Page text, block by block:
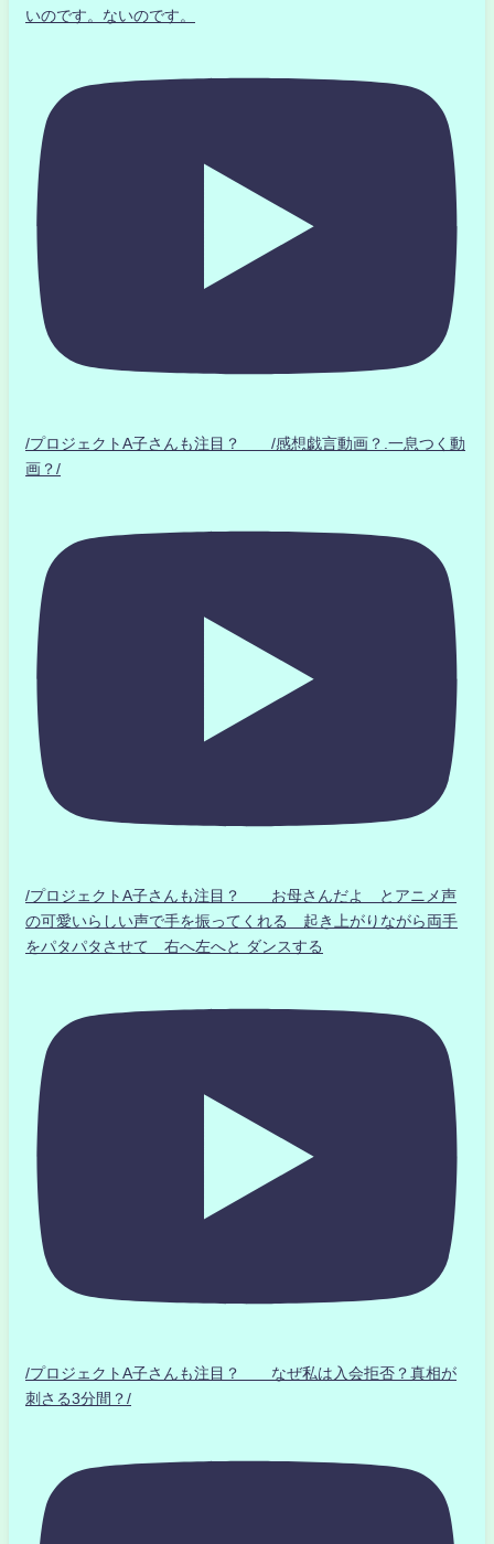
いのです。ないのです。
/プロジェクトA子さんも注目？ /感想戯言動画？.一息つく動
画？/
/プロジェクトA子さんも注目？ お母さんだよ とアニメ声
の可愛いらしい声で手を振ってくれる 起き上がりながら両手
をパタパタさせて 右へ左へと ダンスする
/プロジェクトA子さんも注目？ なぜ私は入会拒否？真相が
刺さる3分間？/